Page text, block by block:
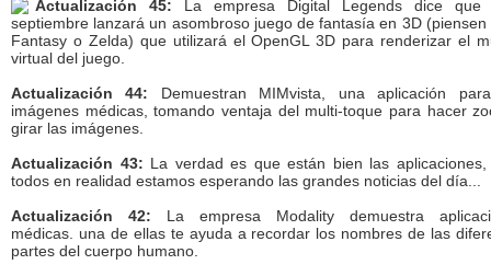
Actualización 45: La empresa Digital Legends dice que
septiembre lanzará un asombroso juego de fantasía en 3D (piensen
Fantasy o Zelda) que utilizará el OpenGL 3D para renderizar el
virtual del juego.
Actualización 44: Demuestran MIMvista, una aplicación
imágenes médicas, tomando ventaja del multi-toque para hacer
girar las imágenes.
Actualización 43: La verdad es que están bien las aplicaciones,
todos en realidad estamos esperando las grandes noticias del día...
Actualización 42: La empresa Modality demuestra
médicas. una de ellas te ayuda a recordar los nombres de las
partes del cuerpo humano.